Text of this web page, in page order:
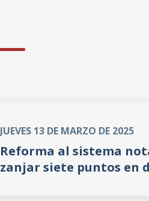
JUEVES 13 DE MARZO DE 2025
Reforma al sistema
zanjar siete puntos en